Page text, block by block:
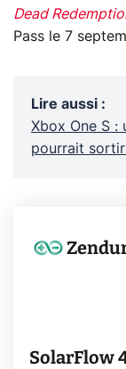
Dead
Pass le 7
Lire aussi :
Xbox One S :
pourrait
SolarFlow